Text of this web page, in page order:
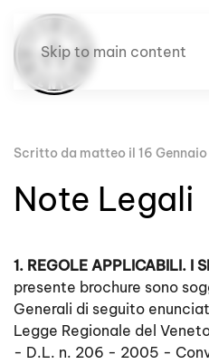
Skip to main content
Scritto da matteo il 16
Note Legali
1. REGOLE APPLICABILI. I
presente brochure sono
Generali di seguito
Legge Regionale del
- D.L. n. 206 - 2005 -